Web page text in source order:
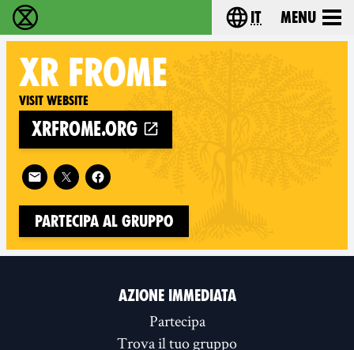
Extinction Rebellion - Home Choose your
it Menu
XR FROME
Visit website
xrfrome.org
Follow XR Frome on
Partecipa al gruppo
AZIONE IMMEDIATA
Partecipa
Trova il tuo gruppo